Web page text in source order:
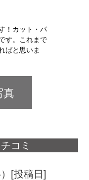
！カット・パ
す。これまで
ばと思いま
真
コミ
[投稿日]